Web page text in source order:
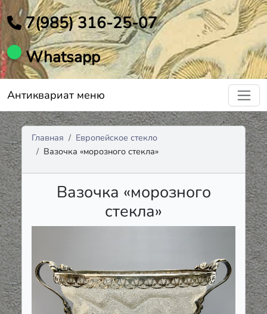
7(985) 316-25-07
Whatsapp
Антиквариат меню
Главная
Европейское стекло
Вазочка «морозного стекла»
Вазочка «морозного
стекла»